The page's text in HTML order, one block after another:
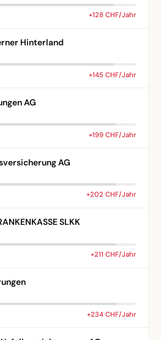
+128 CHF/Jahr
Hinterland
+145 CHF/Jahr
AG
+199 CHF/Jahr
AG
+202 CHF/Jahr
SLKK
+211 CHF/Jahr
+234 CHF/Jahr